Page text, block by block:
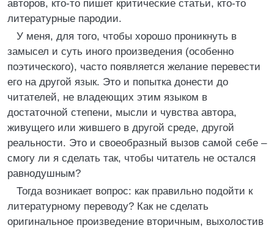
авторов, кто-то пишет критические статьи, кто-то
литературные пародии.
У меня, для того, чтобы хорошо проникнуть в
замысел и суть иного произведения (особенно
поэтического), часто появляется желание перевести
его на другой язык. Это и попытка донести до
читателей, не владеющих этим языком в
достаточной степени, мысли и чувства автора,
живущего или жившего в другой среде, другой
реальности. Это и своеобразный вызов самой себе –
смогу ли я сделать так, чтобы читатель не остался
равнодушным?
Тогда возникает вопрос: как правильно подойти к
литературному переводу? Как не сделать
оригинальное произведение вторичным, выхолостив